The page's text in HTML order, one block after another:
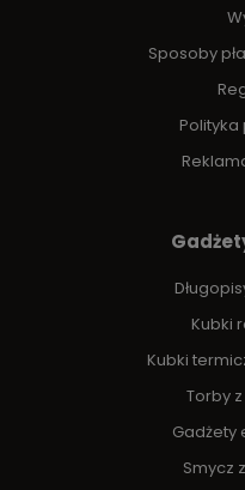
Sposoby
Kubki
Kubki
Torby
Gadżety
Smycz